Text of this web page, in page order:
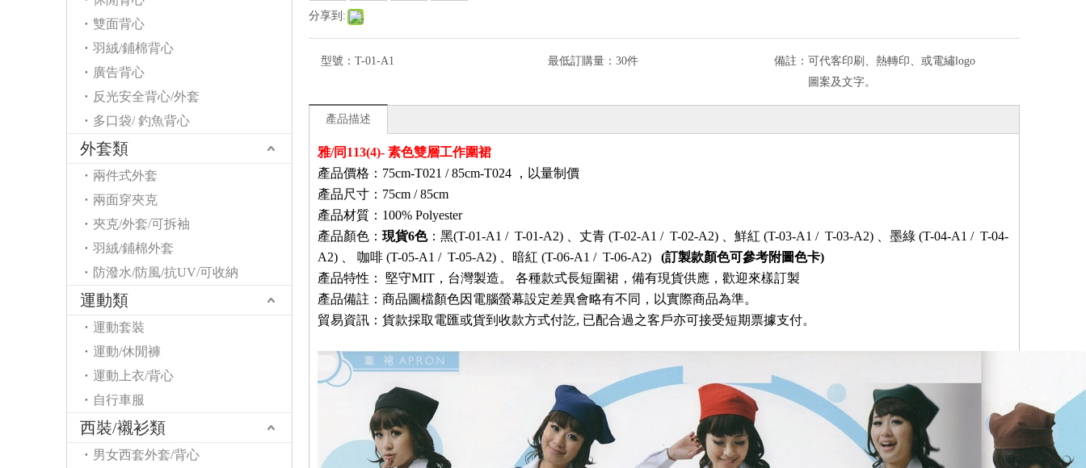
雙面背心
羽絨/鋪棉背心
廣告背心
反光安全背心/外套
多口袋/ 釣魚背心
外套類
兩件式外套
兩面穿夾克
夾克/外套/可拆袖
羽絨/鋪棉外套
防潑水/防風/抗UV/可收納
運動類
運動套裝
運動/休閒褲
運動上衣/背心
自行車服
西裝/襯衫類
男女西套外套/背心
分享到:
型號： T-01-A1 最低訂購量： 30件 備註： 可代客印刷、熱轉印、或電繡logo
圖案及文字。
產品描述
雅/同113(4)- 素色雙層工作圍裙
產品價格：75cm-T021 / 85cm-T024
，以量制價
產品尺寸： 75cm /85cm
產品材質： 100% Polyester
產品顏色： 現貨6色：黑(T-01-A1 / T-01-A2) 、丈青 (T-02-A1 / T-02-A2) 、鮮紅 (T-03-A1 / T-03-A2) 、墨綠 (T-04-A1 / T-04-
A2)
咖啡 (T-05-A1 / T-05-A2) 、暗紅 (T-06-A1 / T-06-A2)
(訂製款顏色可參考附圖色卡)
產品特性：
堅守MIT，台灣製造。 各種款式長短圍裙 ，備有現貨供應 ，歡迎來樣訂製
產品備註：商品圖檔顏色因電腦螢幕設定差異會略有不同，以實際商品為準。
貿易資訊 ： 貨款採取電匯或貨到收款方式付訖, 已配合過之客戶亦可接受短期票據支付。